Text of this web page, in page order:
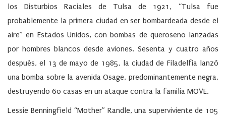
los Disturbios Raciales de Tulsa de 1921, “Tulsa fue
probablemente la primera ciudad en ser bombardeada desde el
aire” en Estados Unidos, con bombas de queroseno lanzadas
por hombres blancos desde aviones. Sesenta y cuatro años
después, el 13 de mayo de 1985, la ciudad de Filadelfia lanzó
una bomba sobre la avenida Osage, predominantemente negra,
destruyendo 60 casas en un ataque contra la familia MOVE.
Lessie Benningfield “Mother” Randle, una superviviente de 105